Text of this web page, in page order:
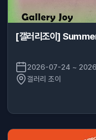
[갤러리조이]
2026-07-24 ~
갤러리 조이